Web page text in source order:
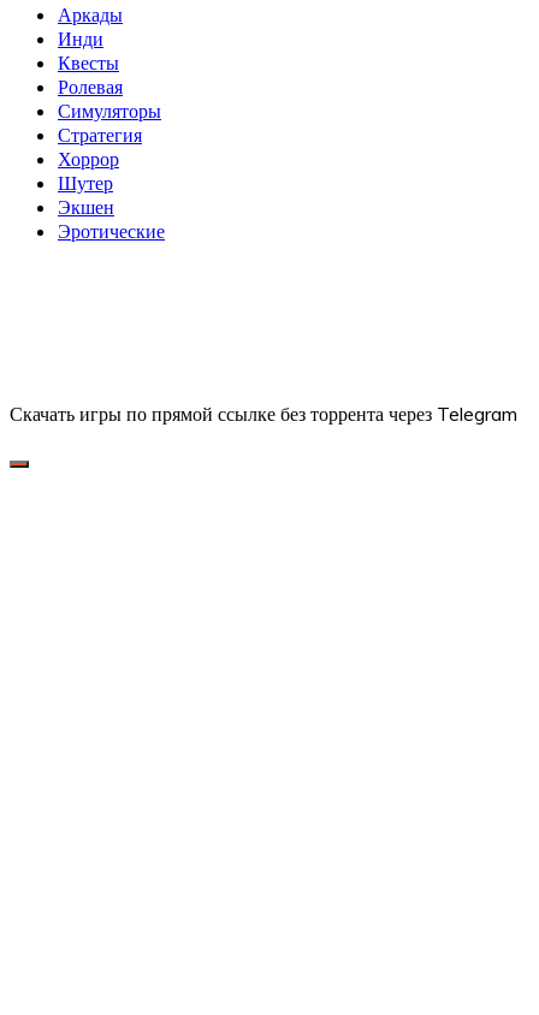
Аркады
Инди
Квесты
Ролевая
Симуляторы
Стратегия
Хоррор
Шутер
Экшен
Эротические
Скачать игры по прямой ссылке без торрента через Telegram